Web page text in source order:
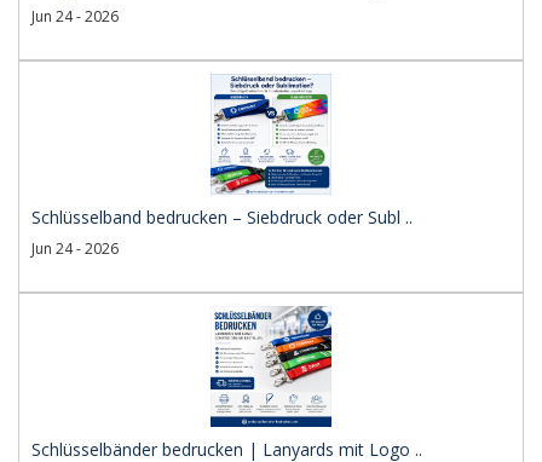
Jun 24 - 2026
Schlüsselband bedrucken – Siebdruck oder Subl ..
Jun 24 - 2026
Schlüsselbänder bedrucken | Lanyards mit Logo ..